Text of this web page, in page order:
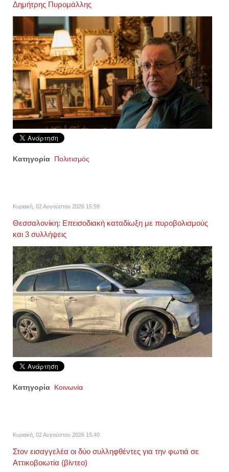
Δημήτρης Πυρομάλλης
Κατηγορία Πολιτισμός
Κυριακή, 02 Αυγούστου 2026 15:59
Θεσσαλονίκη: Eπεισοδιακή καταδίωξη με πυροβολισμούς
και 3 συλλήψεις
Κατηγορία Κοινωνία
Κυριακή, 02 Αυγούστου 2026 15:40
Στον εισαγγελέα οι δύο συλληφθέντες για την φωτιά σε
Αττικοβοιωτία (βίντεο)